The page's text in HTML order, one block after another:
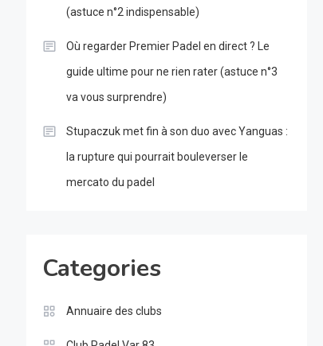
(astuce n°2 indispensable)
Où regarder Premier Padel en direct ? Le
guide ultime pour ne rien rater (astuce n°3
va vous surprendre)
Stupaczuk met fin à son duo avec Yanguas :
la rupture qui pourrait bouleverser le
mercato du padel
Categories
Annuaire des clubs